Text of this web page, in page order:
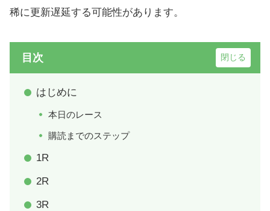
稀に更新遅延する可能性があります。
目次
はじめに
本日のレース
購読までのステップ
1R
2R
3R